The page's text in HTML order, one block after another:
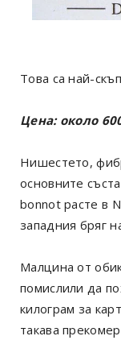
Това са най-
Цена: около
Нишестето,
основните
bonnot расте в
западния бряг
Малцина от
помислили да
килограм за
такава